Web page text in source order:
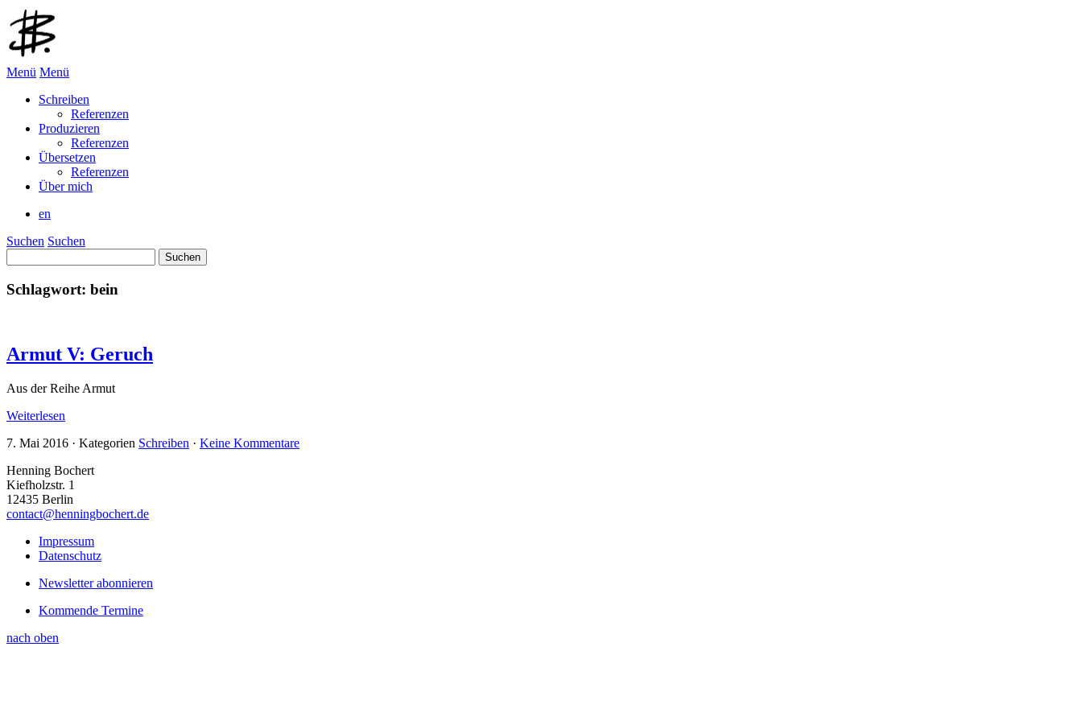
Menü Menü
Schreiben
Referenzen
Produzieren
Referenzen
Übersetzen
Referenzen
Über mich
en
Suchen Suchen
nach:
Schlagwort: bein
Armut V: Geruch
Aus der Reihe Armut
Weiterlesen
7. Mai 2016 · Kategorien Schreiben · Keine Kommentare
Henning Bochert
Kiefholzstr. 1
12435 Berlin
contact@henningbochert.de
Impressum
Datenschutz
Newsletter abonnieren
Kommende Termine
nach oben